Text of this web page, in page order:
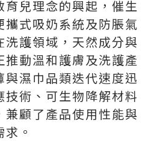
兒理念的興起，催生
攜式吸奶系統及防脹氣
洗護領域，天然成分與
動溫和護膚及洗護產
與濕巾品類迭代速度迅
技術、可生物降解材料
兼顧了產品使用性能與
。